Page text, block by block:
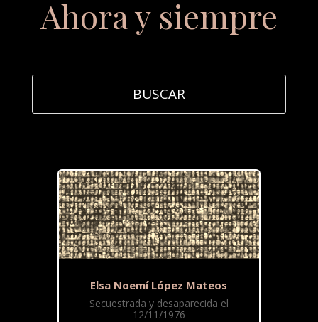
Ahora y siempre
Elsa Noemí López Mateos
Secuestrada y desaparecida el
12/11/1976